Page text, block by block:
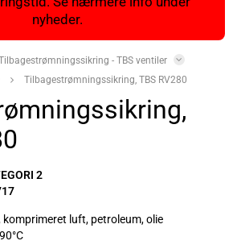
nyheder.
- TBS ventiler
Tilbagestrømningssikring, TBS RV280
2
komprimeret luft, petroleum, olie